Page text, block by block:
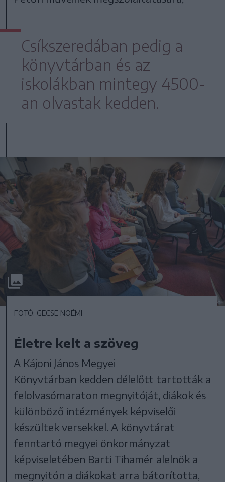
Csíkszeredában pedig a
könyvtárban és az
iskolákban mintegy 4500-
an olvastak kedden.
FOTÓ: GECSE NOÉMI
Életre kelt a szöveg
A Kájoni János Megyei
Könyvtárban kedden délelőtt tartották a
felolvasómaraton megnyitóját, diákok és
különböző intézmények képviselői
készültek versekkel. A könyvtárat
fenntartó megyei önkormányzat
képviseletében Barti Tihamér alelnök a
megnyitón a diákokat arra bátorította,